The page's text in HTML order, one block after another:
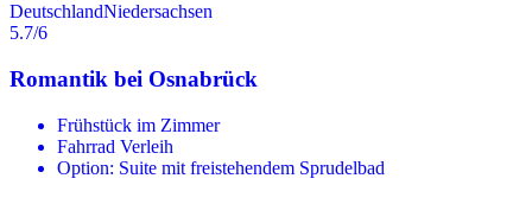
DeutschlandNiedersachsen
5.7/6
Romantik bei Osnabrück
Frühstück im Zimmer
Fahrrad Verleih
Option: Suite mit freistehendem Sprudelbad